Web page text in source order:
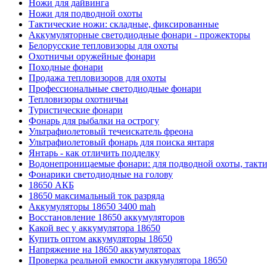
Ножи для дайвинга
Ножи для подводной охоты
Тактические ножи: складные, фиксированные
Аккумуляторные светодиодные фонари - прожекторы
Белорусские тепловизоры для охоты
Охотничьи оружейные фонари
Походные фонари
Продажа тепловизоров для охоты
Профессиональные светодиодные фонари
Тепловизоры охотничьи
Туристические фонари
Фонарь для рыбалки на острогу
Ультрафиолетовый течеискатель фреона
Ультрафиолетовый фонарь для поиска янтаря
Янтарь - как отличить подделку
Водонепроницаемые фонари: для подводной охоты,
Фонарики светодиодные на голову
18650 АКБ
18650 максимальный ток разряда
Аккумуляторы 18650 3400 mah
Восстановление 18650 аккумуляторов
Какой вес у аккумулятора 18650
Купить оптом аккумуляторы 18650
Напряжение на 18650 аккумуляторах
Проверка реальной емкости аккумулятора 18650